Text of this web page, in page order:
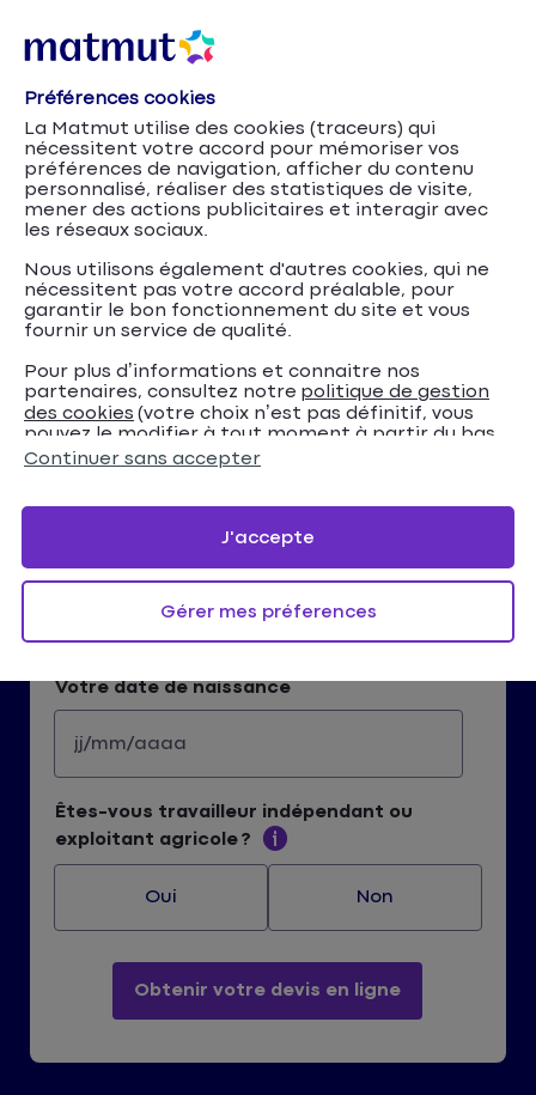
santé
Opération des yeux : remboursement
mutuelle santé
Opération des yeux :
remboursement
mutuelle santé
remboursement pour votre opération myopie,
astigmatisme, cataracte…
Votre code postal ou ville
Votre date de naissance
Êtes-vous travailleur indépendant ou
exploitant agricole ?
Oui Non
Obtenir votre devis en ligne
Préférences cookies
La Matmut utilise des cookies (traceurs) qui
nécessitent votre accord pour mémoriser vos
préférences de navigation, afficher du contenu
personnalisé, réaliser des statistiques de visite,
mener des actions publicitaires et interagir avec
les réseaux sociaux.
Nous utilisons également d'autres cookies, qui ne
nécessitent pas votre accord préalable, pour
garantir le bon fonctionnement du site et vous
fournir un service de qualité.
Pour plus d’informations et connaitre nos
partenaires, consultez notre politique de gestion
des cookies (votre choix n’est pas définitif, vous
pouvez le modifier à tout moment à partir du bas
de page de notre site).
Continuer sans accepter
Gérer mes préferences
J'accepte